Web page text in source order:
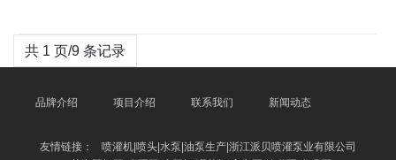
共 1 页/9 条记录
品牌介绍 项目介绍 联系我们 新闻动态
友情链接：
喷灌机|喷头|水泵|油泵生产|浙江派贝喷灌泵业有限公司